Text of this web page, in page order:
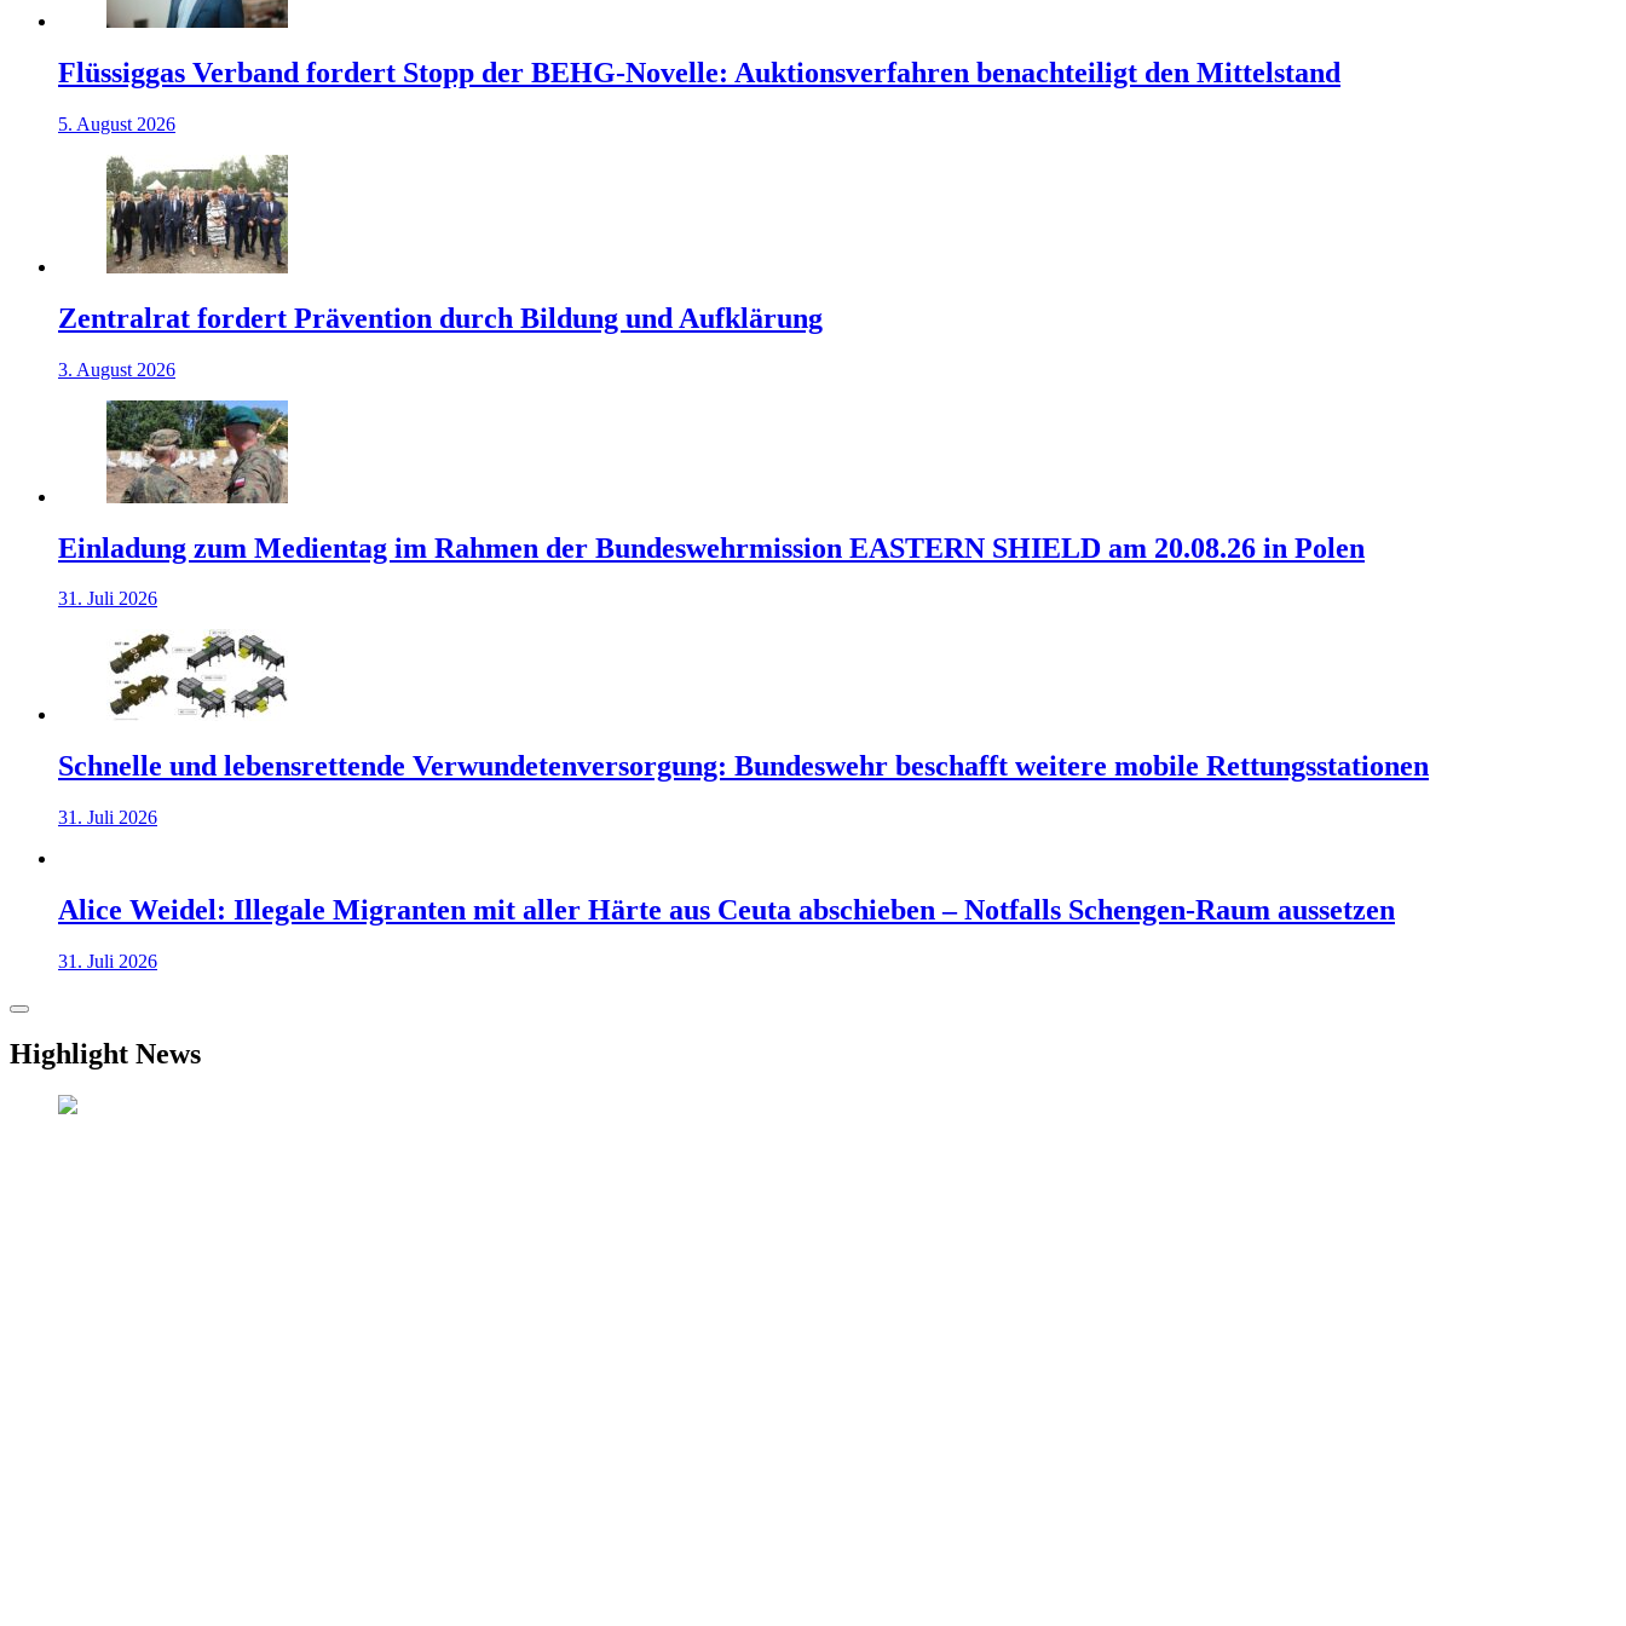
Flüssiggas Verband fordert Stopp der BEHG-Novelle: Auktionsverfahren benachteiligt den Mittelstand
5. August 2026
Zentralrat fordert Prävention durch Bildung und Aufklärung
3. August 2026
Einladung zum Medientag im Rahmen der Bundeswehrmission EASTERN SHIELD am 20.08.26 in Polen
31. Juli 2026
Schnelle und lebensrettende Verwundetenversorgung: Bundeswehr beschafft weitere mobile Rettungsstationen
31. Juli 2026
Alice Weidel: Illegale Migranten mit aller Härte aus Ceuta abschieben – Notfalls Schengen-Raum aussetzen
31. Juli 2026
Highlight News